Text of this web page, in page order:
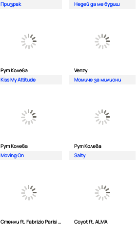
Призрак
Недей да ме будиш
Рут Колева
Kiss My Attitude
Venzy
Момиче за милиони
Рут Колева
Moving On
Рут Колева
Salty
Стенли ft. Fabrizio Parisi & The Editor
Coyot ft. ALMA